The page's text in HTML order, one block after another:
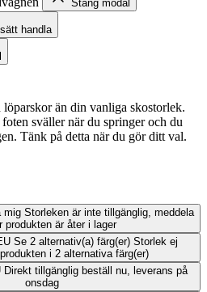
Stäng modal
handla
än din vanliga skostorlek.
sväller när du springer och du
Tänk på detta när du gör ditt val.
mig Storleken är inte tillgänglig, meddela
produkten är åter i lager
Se 2 alternativ(a) färg(er) Storlek ej
i 2 alternativa färg(er)
Direkt tillgänglig beställ nu, leverans på
onsdag